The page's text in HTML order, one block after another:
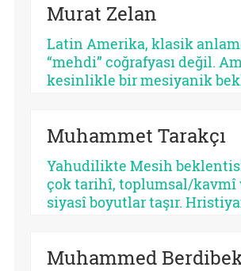
başarmıştır. Bu devrin,
devri olması tesadüf
Siyasi krizler kıyametçi
beklentileri tetiklemektedir.
Murat Zelan
Latin Amerika, klasik
“mehdi” coğrafyası değil.
kesinlikle bir mesiyanik
beklemez, çoğu zaman kendi
yarasına benzeyen bir yüz
yüzden kıtanın azizleri
kusurludur, öfkelidir, bazen
günahkârdır, bazen
Muhammet Tarakçı
Yahudilikte Mesih
çok tarihî, toplumsal/kavmî
siyasî boyutlar taşır.
ilişkilendirilir. Yahudilikte
Muhammed